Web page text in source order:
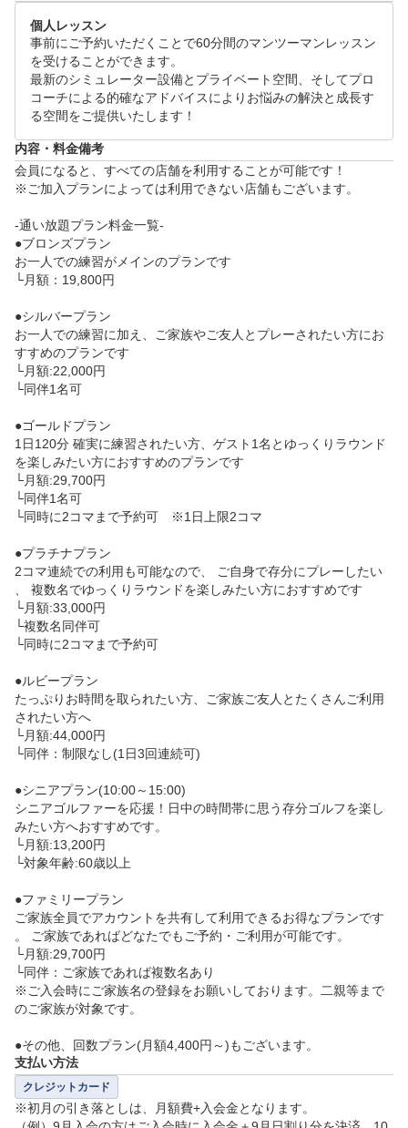
●体験レッスンスケジュール(各120分)
月~日 09:00～21:00
※ご希望の日時をリクエスト画面よりご提示ください
。追ってご連絡差し上げます。
●当日の流れ
・体験レッスン(60分)
└　お客様のお悩みをヒアリングし、シミュレータ
。
・施設案内、料金のご説明(60分)
個人レッスン
事前にご予約いただくことで60分間のマンツーマンレッスン
を受けることができます。
最新のシミュレーター設備とプライベート空間、そしてプロ
コーチによる的確なアドバイスによりお悩みの解決と成長す
る空間をご提供いたします！
内容・料金備考
会員になると、すべての店舗を利用することが可能です！
※ご加入プランによっては利用できない店舗もございます。
-通い放題プラン料金一覧-
●ブロンズプラン
お一人での練習がメインのプランです
└月額：19,800円
●シルバープラン
お一人での練習に加え、ご家族やご友人とプレーされたい方にお
すすめのプランです
└月額:22,000円
└同伴1名可
●ゴールドプラン
1日120分 確実に練習されたい方、ゲスト1名とゆっくりラウンド
を楽しみたい方におすすめのプランです
└月額:29,700円
└同伴1名可
└同時に2コマまで予約可　※1日上限2コマ
●プラチナプラン
2コマ連続での利用も可能なので、 ご自身で存分にプレーしたい
、 複数名でゆっくりラウンドを楽しみたい方におすすめです
└月額:33,000円
└複数名同伴可
└同時に2コマまで予約可
●ルビープラン
たっぷりお時間を取られたい方、ご家族ご友人とたくさんご利用
されたい方へ
└月額:44,000円
└同伴：制限なし(1日3回連続可)
●シニアプラン(10:00～15:00)
シニアゴルファーを応援！日中の時間帯に思う存分ゴルフを楽し
みたい方へおすすめです。
└月額:13,200円
└対象年齢:60歳以上
●ファミリープラン
ご家族全員でアカウントを共有して利用できるお得なプランです
。 ご家族であればどなたでもご予約・ご利用が可能です。
└月額:29,700円
└同伴：ご家族であれば複数名あり
※ご入会時にご家族名の登録をお願いしております。二親等まで
のご家族が対象です。
●その他、回数プラン(月額4,400円～)もございます。
支払い方法
クレジットカード
※初月の引き落としは、月額費+入会金となります。